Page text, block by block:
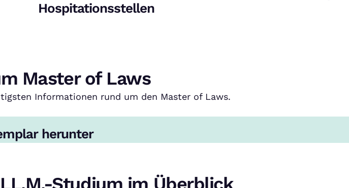
Hospitationsstellen
Master of Laws
Informationen rund um den Master of Laws.
herunter